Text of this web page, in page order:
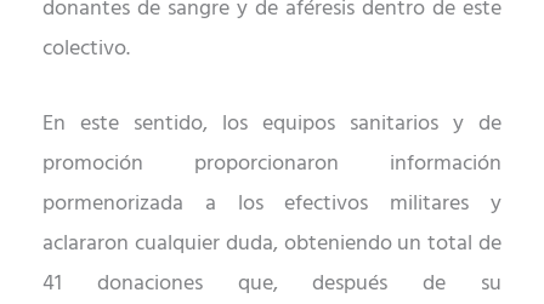
donantes de sangre y de aféresis dentro de este
colectivo.
En este sentido, los equipos sanitarios y de
promoción proporcionaron información
pormenorizada a los efectivos militares y
aclararon cualquier duda, obteniendo un total de
41 donaciones que, después de su